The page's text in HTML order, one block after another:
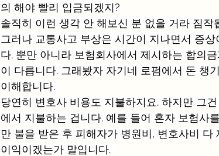
의 해야 빨리 입금되겠지?
솔직히 이런 생각 안 해보신 분 없을 거라 짐작
그러나 교통사고 부상은 시간이 지나면서 증
다. 뿐만 아니라 보험회사에서 제시하는 합의
이 다릅니다. 그래봤자 자기네 로펌에서 돈 챙
이해합니다.
당연히 변호사 비용도 지불하지요. 하지만 그
에서 지불하는 겁니다. 예를 들어 혼자 보험사
만 불을 받은 후 피해자가 병원비, 변호사비
이익이겠는가 말입니다.